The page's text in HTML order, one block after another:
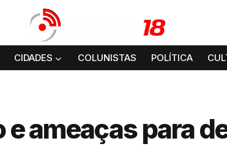
CIDADES COLUNISTAS POLÍTICA
ameaças para